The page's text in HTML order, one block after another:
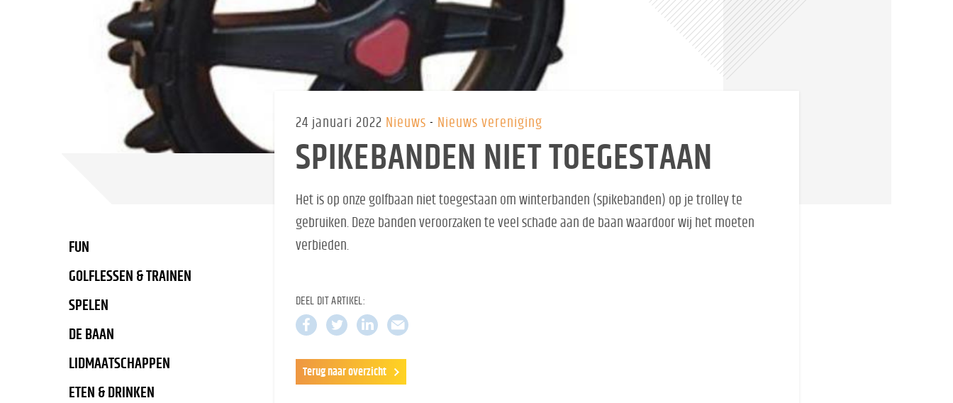
FUN
GOLFLESSEN & TRAINEN
SPELEN
DE BAAN
LIDMAATSCHAPPEN
ETEN & DRINKEN
24 januari 2022 Nieuws Nieuws vereniging
SPIKEBANDEN NIET TOEGESTAAN
Het is op onze golfbaan niet toegestaan om winterbanden (spikebanden) op je trolley te
gebruiken. Deze banden veroorzaken te veel schade aan de baan waardoor wij het moeten
verbieden.
DEEL DIT ARTIKEL:
Terug naar overzicht